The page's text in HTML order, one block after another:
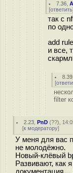
7.36 ,
[ответить
так с
по
add
и все,
8.39
[
filter
2.23 ,PnD (??),
[к модератору]
У меня для вас
не молодёжно.
Новый-клёвый
Развивают, как